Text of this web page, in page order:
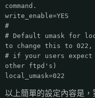
command.
write_enable=YES
#
# Default umask for
to change this to 022,
# if your users expect
other ftpd's)
local_umask=022
以上簡單的設定內容是，